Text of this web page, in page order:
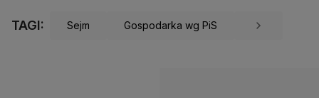
TAGI: Sejm Gospodarka wg PiS